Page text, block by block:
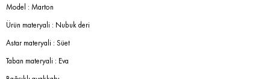
Model : Marton
Ürün materyali : Nubuk deri
Astar materyali : Süet
Taban materyali : Eva